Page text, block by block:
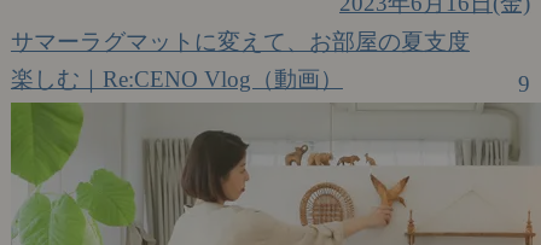
サマーラグマットに変えて、お部屋の夏支度
楽しむ｜Re:CENO Vlog（動画）
9